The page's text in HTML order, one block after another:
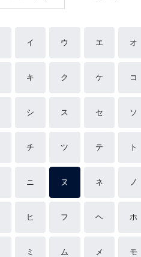
イ ウ エ オ
キ ク ケ コ
シ ス セ ソ
チ ツ テ ト
ニ ヌ ネ ノ
ヒ フ ヘ ホ
ミ ム メ モ